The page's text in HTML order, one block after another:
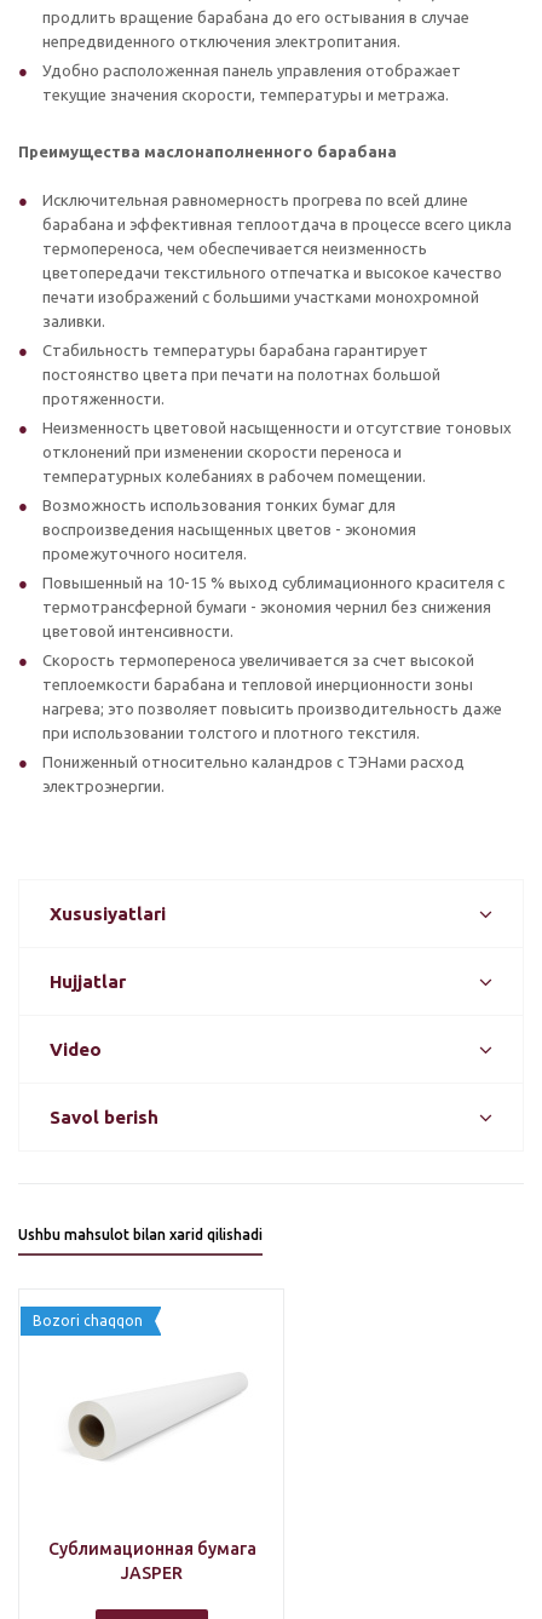
продлить вращение барабана до его остывания в случае
непредвиденного отключения электропитания.
Удобно расположенная панель управления отображает
текущие значения скорости, температуры и метража.
Преимущества маслонаполненного барабана
Исключительная равномерность прогрева по всей длине
барабана и эффективная теплоотдача в процессе всего цикла
термопереноса, чем обеспечивается неизменность
цветопередачи текстильного отпечатка и высокое качество
печати изображений с большими участками монохромной
заливки.
Стабильность температуры барабана гарантирует
постоянство цвета при печати на полотнах большой
протяженности.
Неизменность цветовой насыщенности и отсутствие тоновых
отклонений при изменении скорости переноса и
температурных колебаниях в рабочем помещении.
Возможность использования тонких бумаг для
воспроизведения насыщенных цветов - экономия
промежуточного носителя.
Повышенный на 10-15 % выход сублимационного красителя с
термотрансферной бумаги - экономия чернил без снижения
цветовой интенсивности.
Скорость термопереноса увеличивается за счет высокой
теплоемкости барабана и тепловой инерционности зоны
нагрева; это позволяет повысить производительность даже
при использовании толстого и плотного текстиля.
Пониженный относительно каландров с ТЭНами расход
электроэнергии.
Xususiyatlari
Hujjatlar
Video
Savol berish
Ushbu mahsulot bilan xarid qilishadi
Bozori chaqqon
Сублимационная бумага
JASPER